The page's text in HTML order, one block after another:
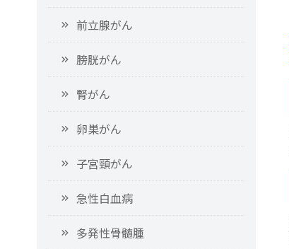
前立腺がん
膀胱がん
腎がん
卵巣がん
子宮頸がん
急性白血病
多発性骨髄腫